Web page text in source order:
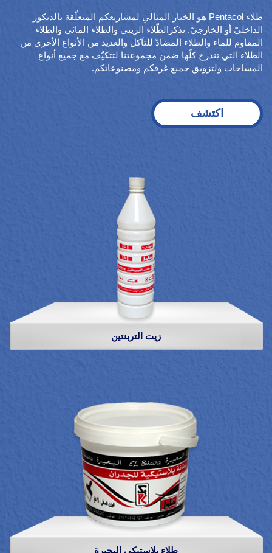
زيت التربنتين
طلاء بلاستيكي البحيرة
طلاء Pentacol هو الخيار المثالي لمشاريعكم المتعلّقة بالديكور
الداخليّ أو الخارجيّ. نذكرالطّلاء الزيتي والطلاء المائي والطلاء
المقاوم للماء والطلاء المضادّ للتآكل والعديد من الأنواع الأخرى من
الطلاء التي تندرج كلّها ضمن مجموعتنا لتتكيّف مع جميع أنواع
المساحات ولتزويق جميع غرفكم ومصنوعاتكم.
اكتشف